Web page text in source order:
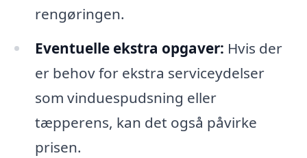
rengøringen.
Eventuelle ekstra opgaver: Hvis der
er behov for ekstra serviceydelser
som vinduespudsning eller
tæpperens, kan det også påvirke
prisen.